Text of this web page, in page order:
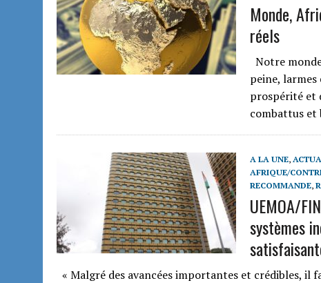
Monde,
réels
Notre
peine, larmes
prospérité et
combattus et
A LA UNE,
AFRIQUE/
RECOMMANDE,
UEMOA/
systèmes
« Malgré des avancées importantes et crédibles, il